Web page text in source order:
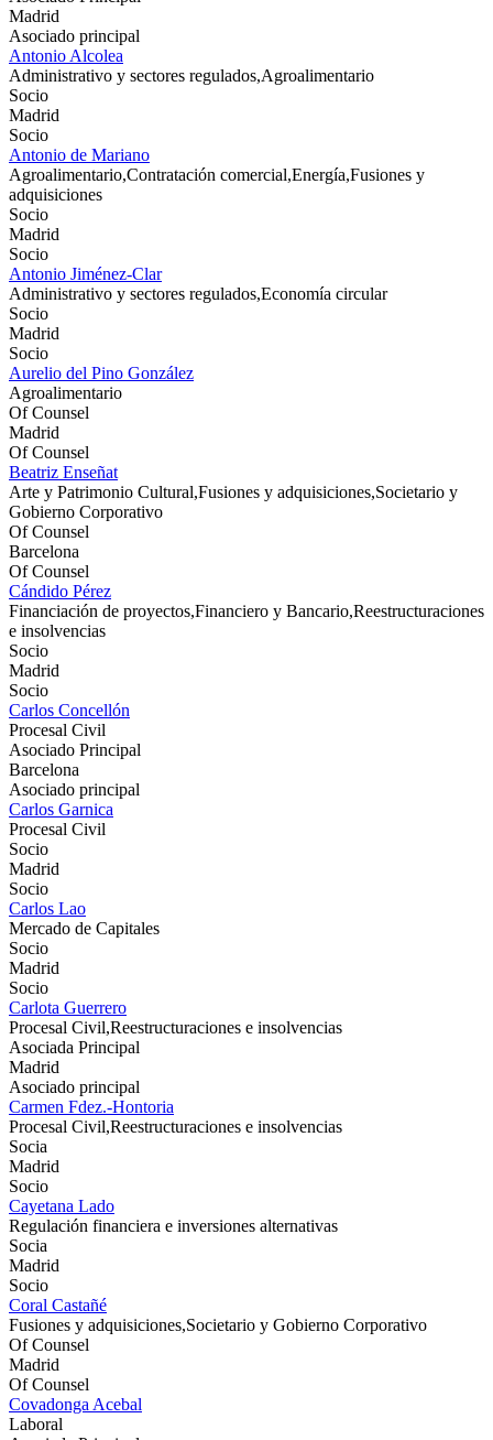
Madrid
Asociado principal
Antonio Alcolea
Administrativo y sectores regulados,Agroalimentario
Socio
Madrid
Socio
Antonio de Mariano
Agroalimentario,Contratación comercial,Energía,Fusiones y
adquisiciones
Socio
Madrid
Socio
Antonio Jiménez-Clar
Administrativo y sectores regulados,Economía circular
Socio
Madrid
Socio
Aurelio del Pino González
Agroalimentario
Of Counsel
Madrid
Of Counsel
Beatriz Enseñat
Arte y Patrimonio Cultural,Fusiones y adquisiciones,Societario y
Gobierno Corporativo
Of Counsel
Barcelona
Of Counsel
Cándido Pérez
Financiación de proyectos,Financiero y Bancario,Reestructuraciones
e insolvencias
Socio
Madrid
Socio
Carlos Concellón
Procesal Civil
Asociado Principal
Barcelona
Asociado principal
Carlos Garnica
Procesal Civil
Socio
Madrid
Socio
Carlos Lao
Mercado de Capitales
Socio
Madrid
Socio
Carlota Guerrero
Procesal Civil,Reestructuraciones e insolvencias
Asociada Principal
Madrid
Asociado principal
Carmen Fdez.-Hontoria
Procesal Civil,Reestructuraciones e insolvencias
Socia
Madrid
Socio
Cayetana Lado
Regulación financiera e inversiones alternativas
Socia
Madrid
Socio
Coral Castañé
Fusiones y adquisiciones,Societario y Gobierno Corporativo
Of Counsel
Madrid
Of Counsel
Covadonga Acebal
Laboral